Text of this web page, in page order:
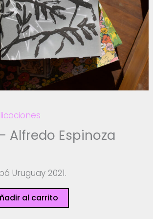
Alfredo Espinoza
Uruguay 2021.
al carrito